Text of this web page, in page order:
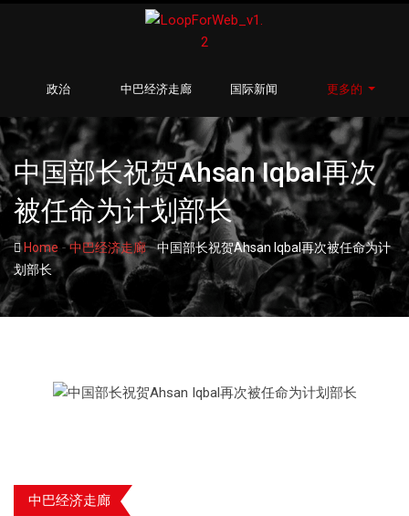
政治 中巴经济走廊 国际新闻 更多的
中国部长祝贺Ahsan Iqbal再次
被任命为计划部长
Home -中巴经济走廊-中国部长祝贺Ahsan Iqbal再次被任命为计
划部长
中巴经济走廊